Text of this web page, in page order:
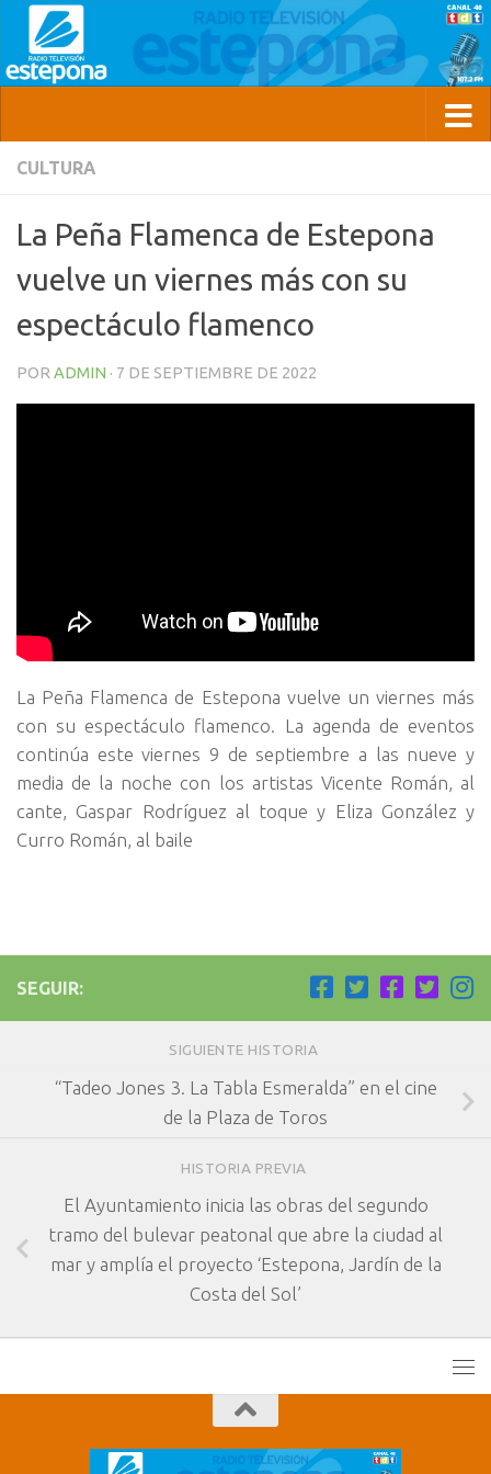
CULTURA
La Peña Flamenca de Estepona
vuelve un viernes más con su
espectáculo flamenco
POR ADMIN · 7 DE SEPTIEMBRE DE 2022
La Peña Flamenca de Estepona vuelve un viernes más
con su espectáculo flamenco. La agenda de eventos
continúa este viernes 9 de septiembre a las nueve y
media de la noche con los artistas Vicente Román, al
cante, Gaspar Rodríguez al toque y Eliza González y
Curro Román, al baile
SEGUIR:
SIGUIENTE HISTORIA
“Tadeo Jones 3. La Tabla Esmeralda” en el cine
de la Plaza de Toros
HISTORIA PREVIA
El Ayuntamiento inicia las obras del segundo
tramo del bulevar peatonal que abre la ciudad al
mar y amplía el proyecto ‘Estepona, Jardín de la
Costa del Sol’